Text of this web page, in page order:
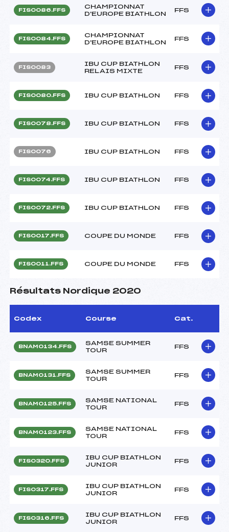
FIS0086.FFS
CHAMPIONNAT
D'EUROPE BIATHLON
FFS
FIS0084.FFS
CHAMPIONNAT
D'EUROPE BIATHLON
FFS
FIS0083
IBU CUP BIATHLON
RELAIS MIXTE
FFS
FIS0080.FFS IBU CUP BIATHLON FFS
FIS0078.FFS IBU CUP BIATHLON FFS
FIS0076 IBU CUP BIATHLON FFS
FIS0074.FFS IBU CUP BIATHLON FFS
FIS0072.FFS IBU CUP BIATHLON FFS
FIS0017.FFS COUPE DU MONDE FFS
FIS0011.FFS COUPE DU MONDE FFS
Résultats Nordique 2020
Codex Course Cat.
BNAM0134.FFS
SAMSE SUMMER
TOUR
FFS
BNAM0131.FFS
SAMSE SUMMER
TOUR
FFS
BNAM0125.FFS
SAMSE NATIONAL
TOUR
FFS
BNAM0123.FFS
SAMSE NATIONAL
TOUR
FFS
FIS0320.FFS
IBU CUP BIATHLON
JUNIOR
FFS
FIS0317.FFS
IBU CUP BIATHLON
JUNIOR
FFS
FIS0316.FFS
IBU CUP BIATHLON
JUNIOR
FFS